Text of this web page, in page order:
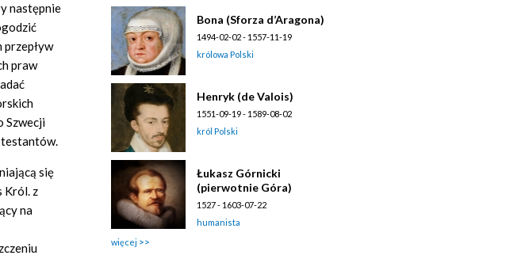
następnie
przepływ
praw
Szwecji
się
Król. z
na
Bona (Sforza d’Aragona)
1494-02-02 - 1557-11-19
królowa Polski
Henryk (de Valois)
1551-09-19 - 1589-08-02
król Polski
Łukasz Górnicki
(pierwotnie Góra)
1527 - 1603-07-22
humanista
więcej